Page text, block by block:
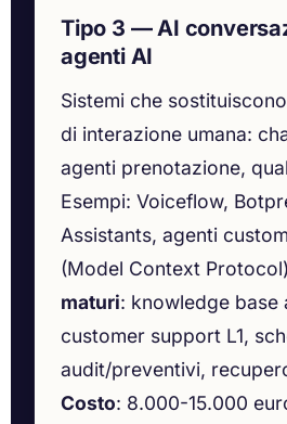
Tipo 3 — AI
agenti AI
Sistemi che
di interazione umana:
agenti prenotazione,
Esempi: Voiceflow,
Assistants, agenti
(Model Context
maturi: knowledge base
customer support L1,
audit/preventivi,
Costo: 8.000-15.000